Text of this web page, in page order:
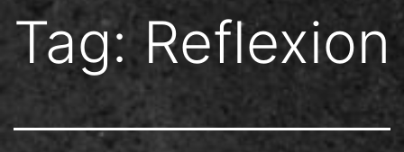
Tag:Reflexion